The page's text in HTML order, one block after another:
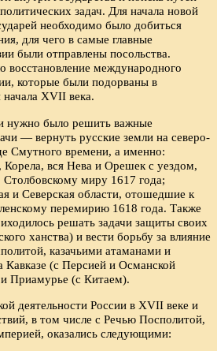
задач. Для начала новой
необходимо было добиться
для чего в самые главные
были отправлены посольства.
восстановление международного
которые были подорваны в
XVII века.
нужно было решить важные
— вернуть русские земли на северо-
Смутного времени, а именно:
вся Нева и Орешек с уездом,
миру 1617 года;
и Северская области, отошедшие к
перемирию 1618 года. Также
решать задачи защиты своих
ханства) и вести борьбу за влияние
казачьими атаманами и
(с Персией и Османской
Приамурье (с Китаем).
деятельности России в XVII веке и
в том числе с Речью Посполитой,
оказались следующими: